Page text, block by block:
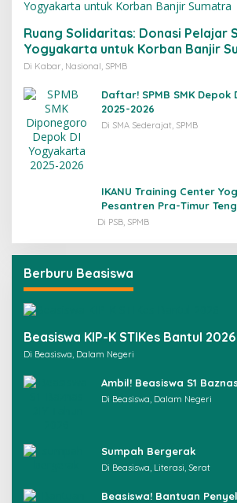
Ruang Solidaritas: Donasi Pelajar
Yogyakarta untuk Korban Banjir
Di Kabar, Nasional, SPMB
Daftar! SPMB SMK
2025-2026
Di SMA Sederajat, SPMB
IKANU Training Center
Pesantren Pra-Timur
Di PSB, SPMB
Berburu Beasiswa
Beasiswa KIP-K STIKes Bantul 2026
Di Beasiswa, Dalam Negeri
Ambil! Beasiswa S1
Di Beasiswa, Dalam Negeri
Sumpah Bergerak
Di Beasiswa, Literasi, Serat
Beasiswa! Bantuan